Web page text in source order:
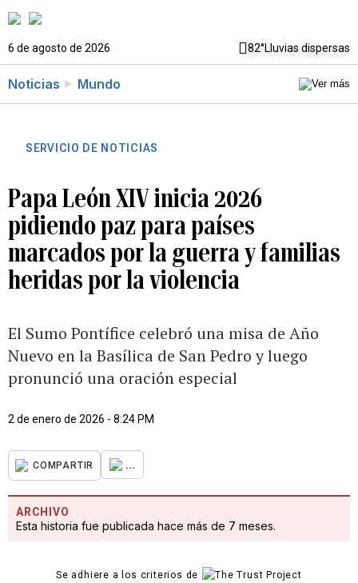
6 de agosto de 2026 82°Lluvias dispersas
Noticias Mundo
SERVICIO DE NOTICIAS
Papa León XIV inicia 2026
pidiendo paz para países
marcados por la guerra y familias
heridas por la violencia
El Sumo Pontífice celebró una misa de Año
Nuevo en la Basílica de San Pedro y luego
pronunció una oración especial
2 de enero de 2026 - 8:24 PM
COMPARTIR ...
ARCHIVO
Esta historia fue publicada hace más de 7 meses.
Se adhiere a los criterios de